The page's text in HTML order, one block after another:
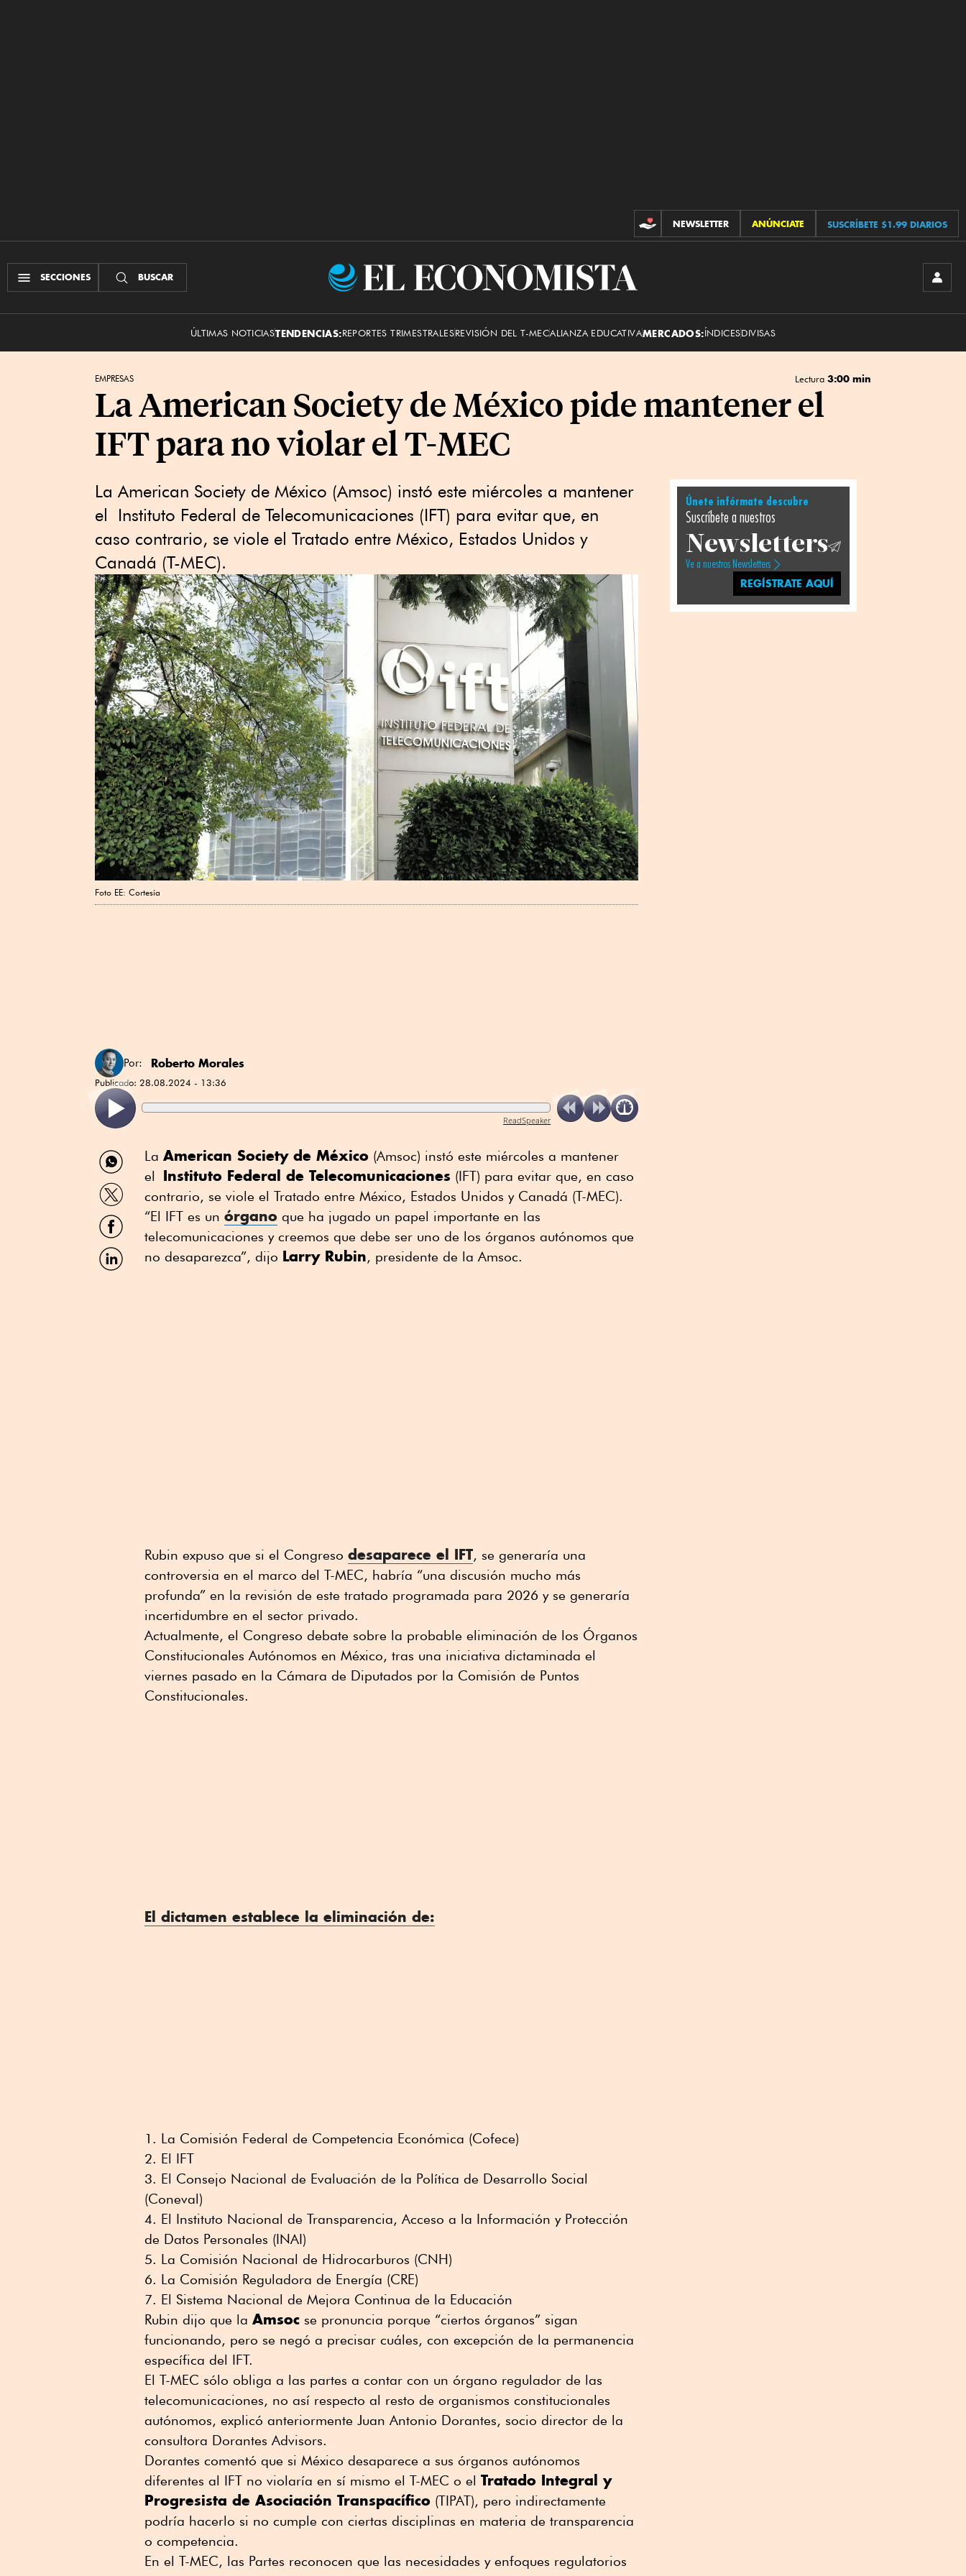
CONTRIBUCIONES
NEWSLETTER ANÚNCIATE SUSCRÍBETE $1.99 DIARIOS
SECCIONES BUSCAR
El
ÚLTIMAS NOTICIASTENDENCIAS:REPORTES TRIMESTRALESREVISIÓN DEL T-MECALIANZA EDUCATIVAMERCADOS:ÍNDICESDIVISAS
EMPRESAS Lectura 3:00 min
La American Society de México pide mantener el
IFT para no violar el T-MEC
La American Society de México (Amsoc) instó este miércoles a mantener
el Instituto Federal de Telecomunicaciones (IFT) para evitar que, en
caso contrario, se viole el Tratado entre México, Estados Unidos y
Canadá (T-MEC).
Foto EE: Cortesía
Por: Roberto Morales
Publicado: 28.08.2024 - 13:36
ReadSpeaker
Compartir
por
WhatsApp
Compartir
por
Twitter
Compartir
por
Facebook
Compartir
por
La American Society de México (Amsoc) instó este miércoles a mantener
el Instituto Federal de Telecomunicaciones (IFT) para evitar que, en caso
contrario, se viole el Tratado entre México, Estados Unidos y Canadá (T-MEC).
“El IFT es un órgano que ha jugado un papel importante en las
telecomunicaciones y creemos que debe ser uno de los órganos autónomos que
no desaparezca”, dijo Larry Rubin, presidente de la Amsoc.
Rubin expuso que si el Congreso desaparece el IFT, se generaría una
controversia en el marco del T-MEC, habría “una discusión mucho más
profunda” en la revisión de este tratado programada para 2026 y se generaría
incertidumbre en el sector privado.
Actualmente, el Congreso debate sobre la probable eliminación de los Órganos
Constitucionales Autónomos en México, tras una iniciativa dictaminada el
viernes pasado en la Cámara de Diputados por la Comisión de Puntos
Constitucionales.
El dictamen establece la eliminación de:
La Comisión Federal de Competencia Económica (Cofece)
El IFT
El Consejo Nacional de Evaluación de la Política de Desarrollo Social
(Coneval)
El Instituto Nacional de Transparencia, Acceso a la Información y Protección
de Datos Personales (INAI)
La Comisión Nacional de Hidrocarburos (CNH)
La Comisión Reguladora de Energía (CRE)
El Sistema Nacional de Mejora Continua de la Educación
Rubin dijo que la Amsoc se pronuncia porque “ciertos órganos” sigan
funcionando, pero se negó a precisar cuáles, con excepción de la permanencia
específica del IFT.
El T-MEC sólo obliga a las partes a contar con un órgano regulador de las
telecomunicaciones, no así respecto al resto de organismos constitucionales
autónomos, explicó anteriormente Juan Antonio Dorantes, socio director de la
consultora Dorantes Advisors.
Dorantes comentó que si México desaparece a sus órganos autónomos
diferentes al IFT no violaría en sí mismo el T-MEC o el Tratado Integral y
Progresista de Asociación Transpacífico (TIPAT), pero indirectamente
podría hacerlo si no cumple con ciertas disciplinas en materia de transparencia
o competencia.
En el T-MEC, las Partes reconocen que las necesidades y enfoques regulatorios
Únete infórmate descubre
Suscríbete a nuestros
Newsletters
Ve a nuestros Newsletters
REGÍSTRATE AQUÍ